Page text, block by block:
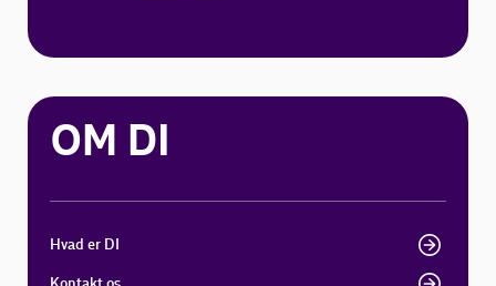
OM DI
Hvad er DI